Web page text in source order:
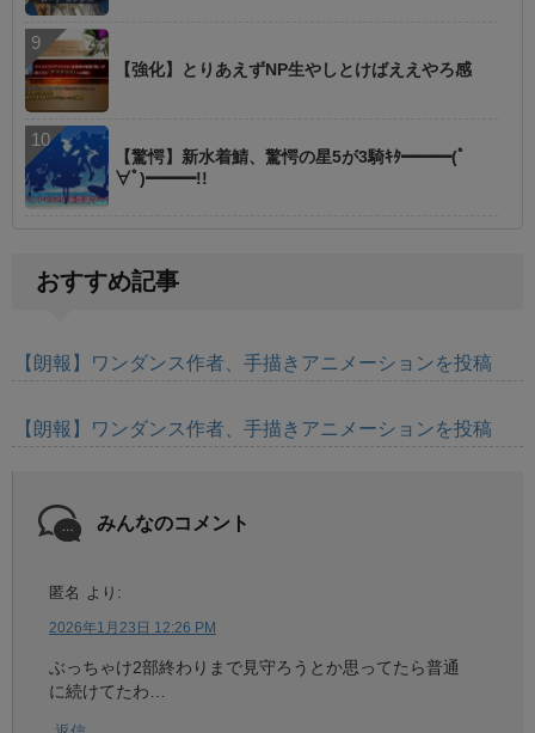
【強化】とりあえずNP生やしとけばええやろ感
【驚愕】新水着鯖、驚愕の星5が3騎ｷﾀ━━━(ﾟ
∀ﾟ)━━━!!
おすすめ記事
【朗報】ワンダンス作者、手描きアニメーションを投稿
【朗報】ワンダンス作者、手描きアニメーションを投稿
みんなのコメント
匿名 より:
2026年1月23日 12:26 PM
ぶっちゃけ2部終わりまで見守ろうとか思ってたら普通
に続けてたわ…